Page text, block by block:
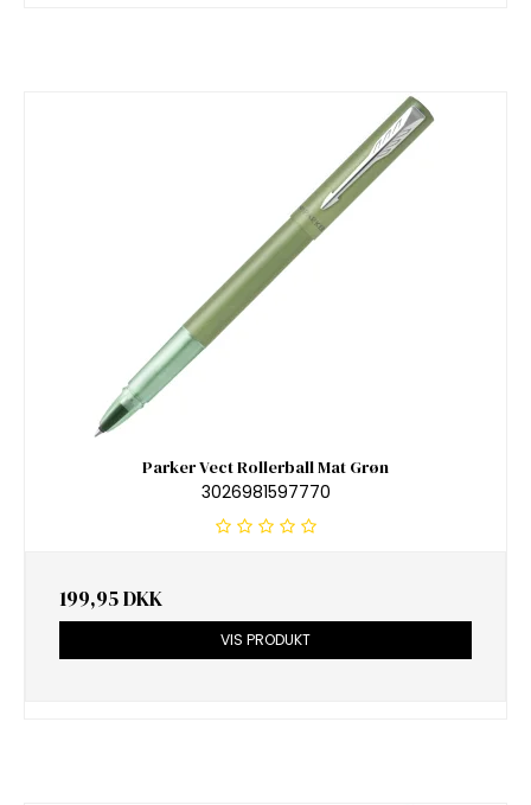
Parker Vect Rollerball Mat Grøn
3026981597770
199,95 DKK
VIS PRODUKT